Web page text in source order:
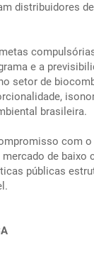
distribuidores
e a
setor de
brasileira.
com
de baixo
públicas